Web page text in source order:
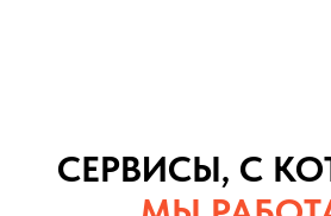
СЕРВИСЫ, С